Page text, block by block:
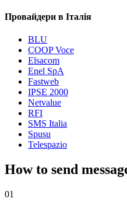
Провайдери в Італія
BLU
COOP Voce
Elsacom
Enel SpA
Fastweb
IPSE 2000
Netvalue
RFI
SMS Italia
Spusu
Telespazio
How to send
01